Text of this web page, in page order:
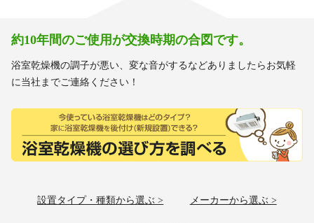
約10年間のご使用が交換時期の合図です。
浴室乾燥機の調子が悪い、変な音がするなどありましたらお気軽
に当社までご連絡ください！
設置タイプ・種類から選ぶ > メーカーから選ぶ >